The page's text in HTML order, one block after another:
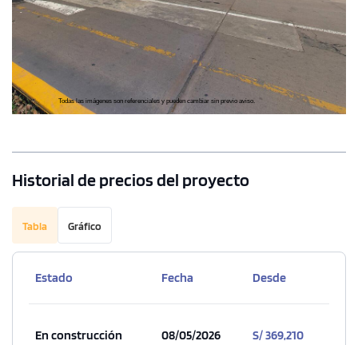
Historial de precios del proyecto
Tabla Gráfico
Estado Fecha Desde
En construcción 08/05/2026 S/ 369,210